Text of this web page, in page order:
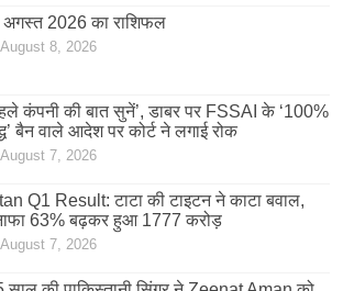
2026 का राशिफल
August 8, 2026
कंपनी की बात सुनें’, डाबर पर FSSAI के ‘100%
बैन वाले आदेश पर कोर्ट ने लगाई रोक
August 7, 2026
Q1 Result: टाटा की टाइटन ने काटा बवाल,
63% बढ़कर हुआ 1777 करोड़
August 7, 2026